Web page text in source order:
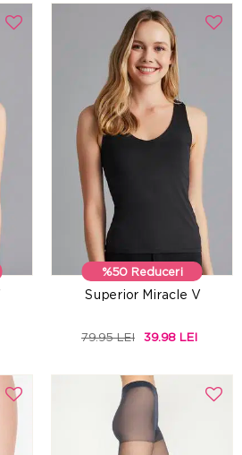
%50 Reduceri
Superior Miracle V
79.95 LEI 39.98 LEI